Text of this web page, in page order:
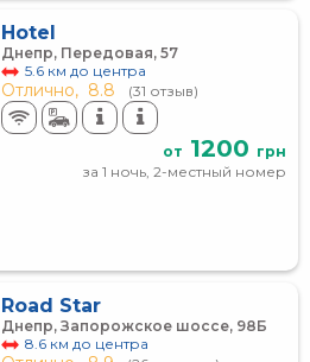
Hotel
Днепр, Передовая, 57
5.6 км до центра
Отлично, 8.8 (31 отзыв)
от 1200 грн
за 1 ночь, 2-местный номер
Road Star
Днепр, Запорожское шоссе, 98Б
8.6 км до центра